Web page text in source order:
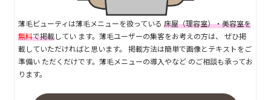
薄毛ビューティは薄毛メニューを扱っている 床屋（理容室）・美容室を
無料で掲載してい ます。薄毛ユーザーの集客をお考えの方は、 ぜひ掲
載していただければと思います。 掲載方法は簡単で画像とテキストをご
準備い ただくだけです。薄毛メニューの導入やなど のご相談も承ってお
ります。